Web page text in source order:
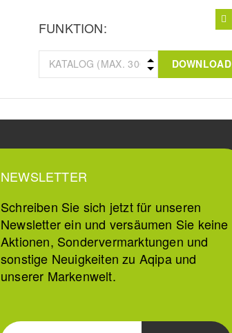
FUNKTION:
DOWNLOAD
NEWSLETTER
Schreiben Sie sich jetzt für unseren
Newsletter ein und versäumen Sie keine
Aktionen, Sondervermarktungen und
sonstige Neuigkeiten zu Aqipa und
unserer Markenwelt.